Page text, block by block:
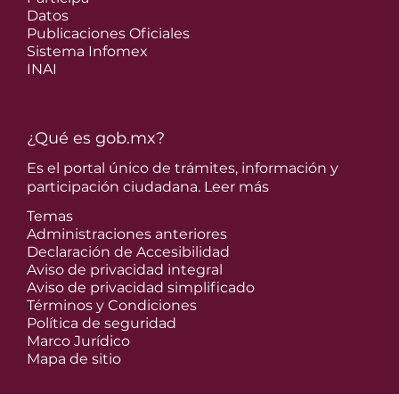
Datos
Publicaciones Oficiales
Sistema Infomex
INAI
¿Qué es gob.mx?
Es el portal único de trámites, información y
participación ciudadana. Leer más
Temas
Administraciones anteriores
Declaración de Accesibilidad
Aviso de privacidad integral
Aviso de privacidad simplificado
Términos y Condiciones
Política de seguridad
Marco Jurídico
Mapa de sitio